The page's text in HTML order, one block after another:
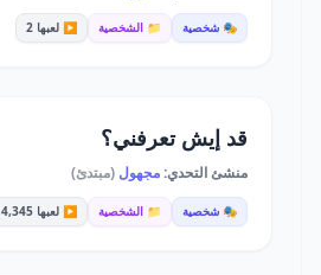
🎭 شخصية 📁 الشخصية ▶️ لعبها 2
قد إيش تعرفني؟
منشئ التحدي:مجهول (مبتدئ)
🎭 شخصية 📁 الشخصية ▶️ لعبها 14,345